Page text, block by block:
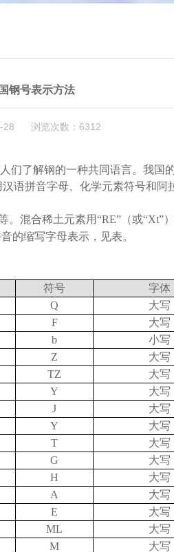
钢号表示方法
28 浏览次数：6312
们了解钢的一种共同语言。我国
汉语拼音字母、化学元素符号和阿
。混合稀土元素用“RE” （或“Xt”
的缩写字母表示，见表。
符号 字体
Q 大写
F 大写
b 小写
Z 大写
TZ 大写
Y 大写
J 大写
Y 大写
T 大写
G 大写
H 大写
A 大写
E 大写
ML 大写
M 大写